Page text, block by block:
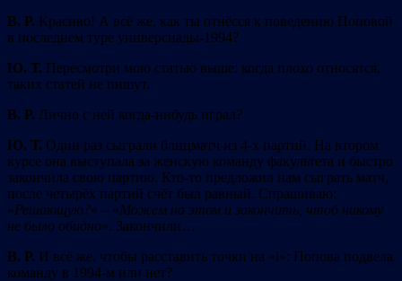
В. Р. Красиво! А всё же, как ты отнёсся к поведению Поповой
в последнем туре универсиады-1994?
Ю. Т. Пересмотри мою статью выше: когда плохо относятся,
таких статей не пишут.
В. Р. Лично с ней когда-нибудь играл?
Ю. Т. Один раз сыграли блицматч из 4-х партий. На втором
курсе она выступала за женскую команду факультета и быстро
закончила свою партию. Кто-то предложил нам сыграть матч,
после четырёх партий счёт был равный. Спрашиваю:
«Решающую?» – «Можем на этом и закончить, чтоб никому
не было обидно». Закончили…
В. Р. И всё же, чтобы расставить точки на «і»: Попова подвела
команду в 1994-м или нет?